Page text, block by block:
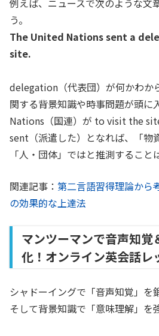
う。
The United Nations sent a
site.
delegation（代表団）が何かわか
関する背景知識や時事問題が頭
Nations（国連）が to visit the
sent（派遣した）となれば、「物
「人・団体」ではと推測すること
関連記事： 第二言語習得理論から
の効果的な上達法
マンツーマンで音声知覚
化！オンライン英会話レ
シャドーイングで「音声知覚」を
そして背景知識で「意味理解」を